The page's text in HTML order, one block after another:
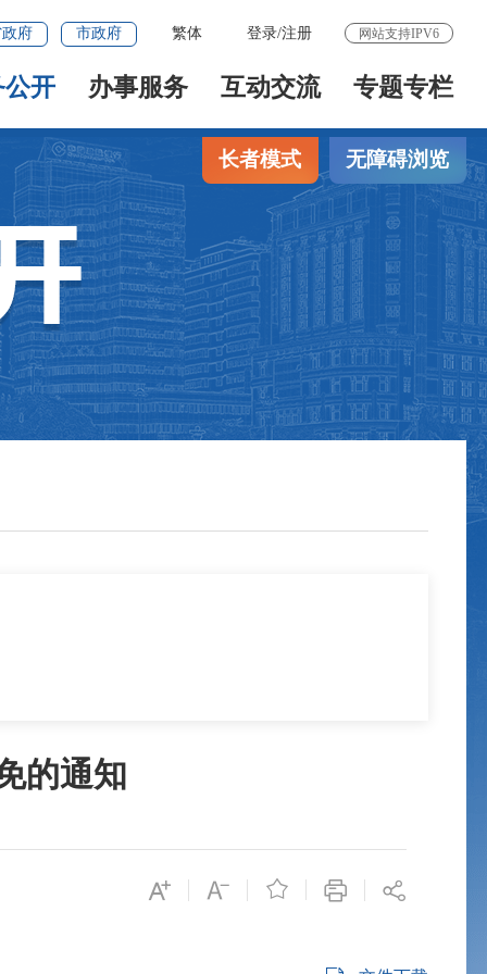
府 市政府 繁体 登录/注册 网站支持IPV6
开 办事服务 互动交流 专题专栏
长者模式 无障碍浏览
的通知
